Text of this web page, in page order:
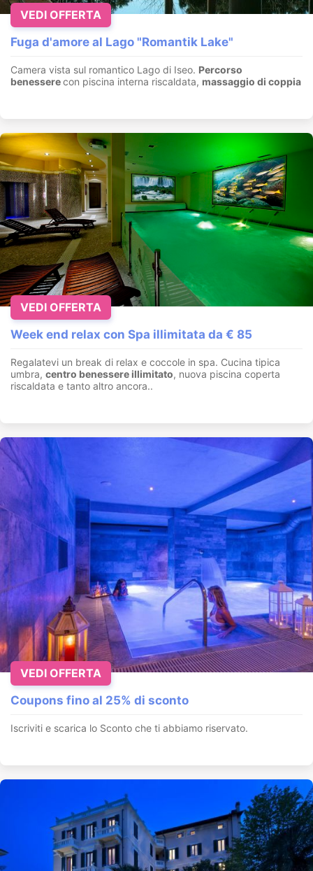
Fuga d'amore al Lago "Romantik Lake"
Camera vista sul romantico Lago di Iseo. Percorso
benesserecon piscina interna riscaldata, massaggio di coppia
VEDI OFFERTA
Week end relax con Spa illimitata da € 85
Regalatevi un break di relax e coccole in spa. Cucina tipica
umbra, centro benessere illimitato, nuova piscina coperta
riscaldata e tanto altro ancora..
VEDI OFFERTA
Coupons fino al 25% di sconto
Iscriviti e scarica lo Sconto che ti abbiamo riservato.
VEDI OFFERTA